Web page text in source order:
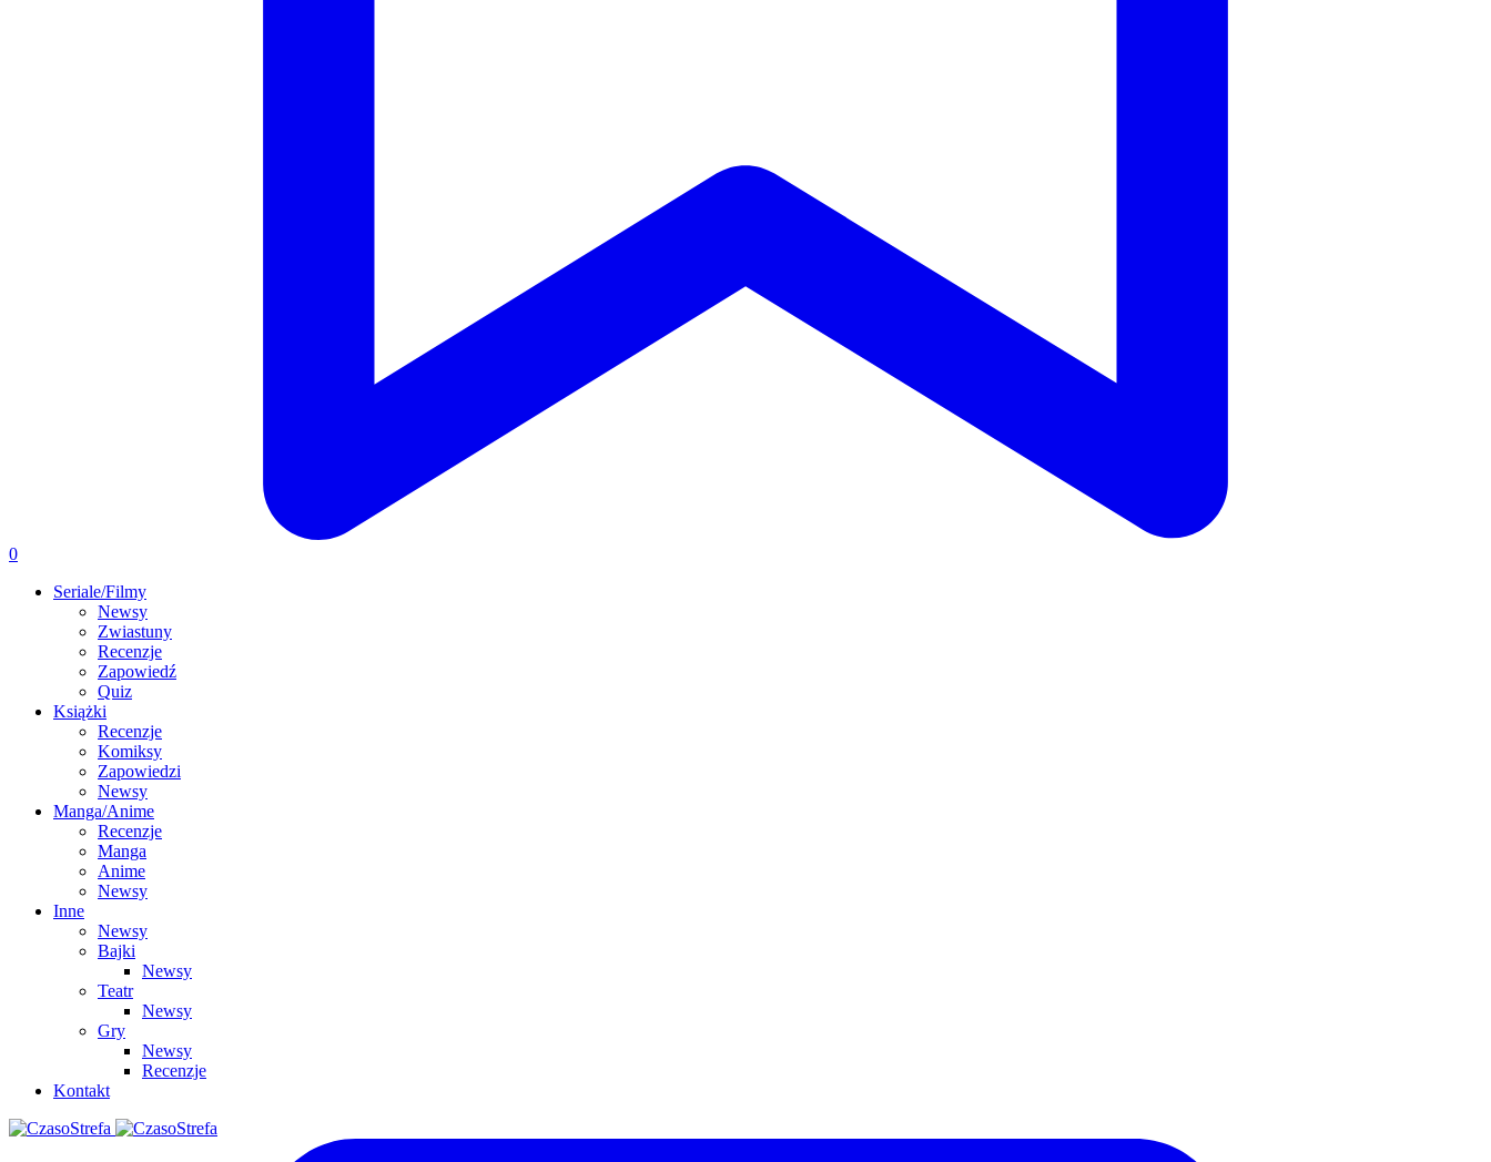
0
Seriale/Filmy
Newsy
Zwiastuny
Recenzje
Zapowiedź
Quiz
Książki
Recenzje
Komiksy
Zapowiedzi
Newsy
Manga/Anime
Recenzje
Manga
Anime
Newsy
Inne
Newsy
Bajki
Newsy
Teatr
Newsy
Gry
Newsy
Recenzje
Kontakt